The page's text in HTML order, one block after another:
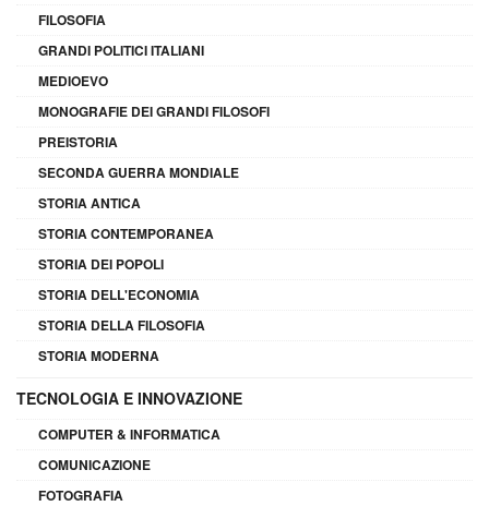
FILOSOFIA
GRANDI POLITICI ITALIANI
MEDIOEVO
MONOGRAFIE DEI GRANDI FILOSOFI
PREISTORIA
SECONDA GUERRA MONDIALE
STORIA ANTICA
STORIA CONTEMPORANEA
STORIA DEI POPOLI
STORIA DELL'ECONOMIA
STORIA DELLA FILOSOFIA
STORIA MODERNA
TECNOLOGIA E INNOVAZIONE
COMPUTER & INFORMATICA
COMUNICAZIONE
FOTOGRAFIA